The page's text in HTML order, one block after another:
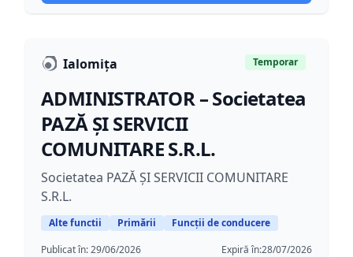
Ialomiţa Temporar
ADMINISTRATOR – Societatea
PAZĂ ȘI SERVICII
COMUNITARE S.R.L.
Societatea PAZĂ ȘI SERVICII COMUNITARE
S.R.L.
Alte functii Primării
Funcții de conducere
Publicat în:29/06/2026 Expiră în:28/07/2026